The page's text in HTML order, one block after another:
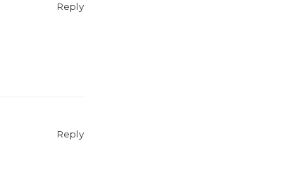
Reply
Reply